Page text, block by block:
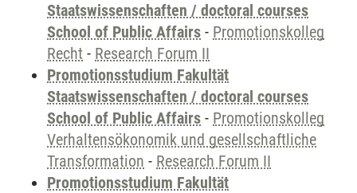
Staatswissenschaften / doctoral courses
School of Public Affairs - Promotionskolleg
Recht - Research Forum II
Promotionsstudium Fakultät
Staatswissenschaften / doctoral courses
School of Public Affairs - Promotionskolleg
Verhaltensökonomik und gesellschaftliche
Transformation - Research Forum II
Promotionsstudium Fakultät